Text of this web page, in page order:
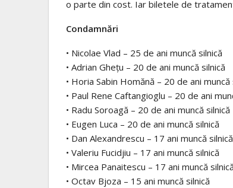
o parte din cost. Iar biletele de
Condamnări
• Nicolae Vlad – 25 de ani muncă silnică
• Adrian Gheţu – 20 de ani muncă silnică
• Horia Sabin Homănă – 20 de ani muncă
• Paul Rene Caftangioglu – 20 de ani
• Radu Soroagă – 20 de ani muncă silnică
• Eugen Luca – 20 de ani muncă silnică
• Dan Alexandrescu – 17 ani muncă silnică
• Valeriu Fucidjiu – 17 ani muncă silnică
• Mircea Panaitescu – 17 ani muncă
• Octav Bjoza – 15 ani muncă silnică